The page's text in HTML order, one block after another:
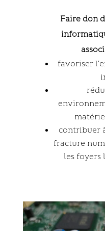
Faire don
favoriser
contribuer
fracture
les foyers